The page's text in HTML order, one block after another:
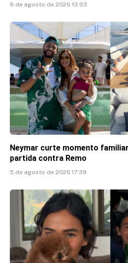
6 de agosto de 2026 13:03
Neymar curte momento
partida contra Remo
5 de agosto de 2026 17:39